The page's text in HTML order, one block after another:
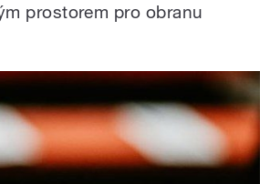
prostorem pro obranu